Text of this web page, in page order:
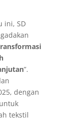
ini, SD
”.
dengan
tekstil